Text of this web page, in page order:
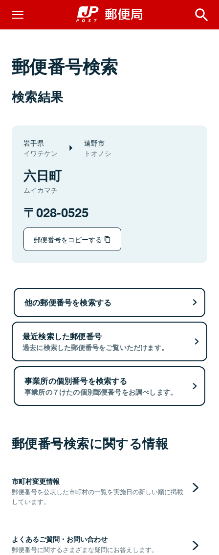
郵便番号検索
検索結果
岩手県
イワテケン
遠野市
トオノシ
六日町
ムイカマチ
028-0525
郵便番号をコピーする
他の郵便番号を検索する
最近検索した郵便番号
過去に検索した郵便番号をご覧いただけます。
事業所の個別番号を検索する
事業所の７けたの個別郵便番号をお調べします。
郵便番号検索に関する情報
市町村変更情報
郵便番号を公表した市町村の一覧を実施日の新しい順に掲載
しています。
よくあるご質問・お問い合わせ
郵便番号に関するさまざまな疑問にお答えします。